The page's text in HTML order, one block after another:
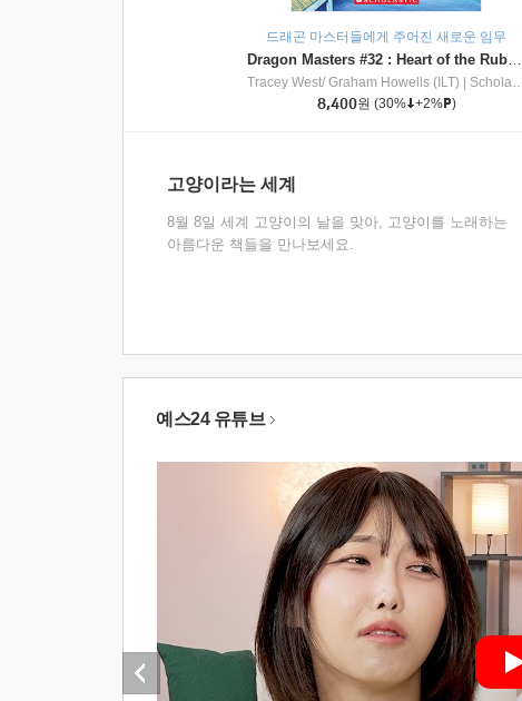
드래곤 마스터들에게 주어진 새로운 임무
Dragon Masters #32 : Heart of the Ruby Dragon (A Branches Book)
Tracey West/ Graham Howells (ILT)
Scholastic Inc
8,400원 (30% +2% )
고양이라는 세계
8월 8일 세계 고양이의 날을 맞아, 고양이를 노래하는
아름다운 책들을 만나보세요.
예스24 유튜브